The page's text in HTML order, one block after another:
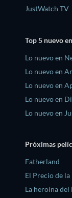
JustWatch TV
Top 5 nuevo
Lo nuevo en
Lo nuevo en
Lo nuevo en
Lo nuevo en
Lo nuevo en
Próximas
Fatherland
El Precio de la
La heroína del